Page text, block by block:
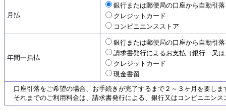
月払
銀行または郵便局の口座から自動引落
クレジットカード
コンビニエンスストア
年間一括払
銀行または郵便局の口座から自動引落
請求書発行によるお支払（銀行 又
クレジットカード
現金書留
口座引落をご希望の場合、お手続きが完了するまで２～３ヶ月を要しま
それまでのご利用料金は、請求書発行による、銀行又はコンビニエンス